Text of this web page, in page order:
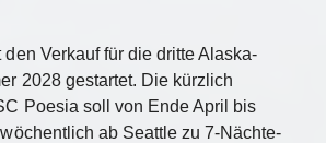
den Verkauf für die dritte Alaska-
2028 gestartet. Die kürzlich
Poesia soll von Ende April bis
ab Seattle zu 7-Nächte-